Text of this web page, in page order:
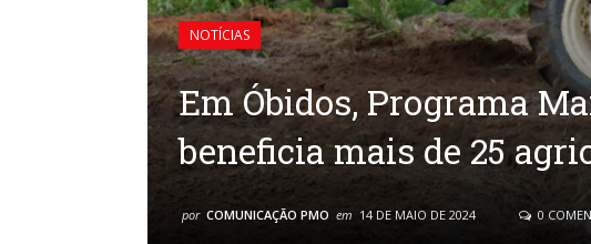
NOTÍCIAS
Em Óbidos, Programa
beneficia mais de 25
por COMUNICAÇÃO PMO em 14 DE MAIO DE 2024 0